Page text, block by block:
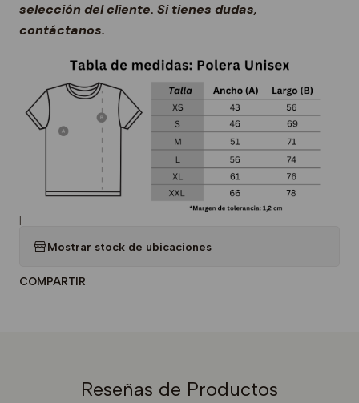
selección del cliente. Si tienes dudas,
contáctanos.
|
Mostrar stock de ubicaciones
COMPARTIR
Reseñas de Productos